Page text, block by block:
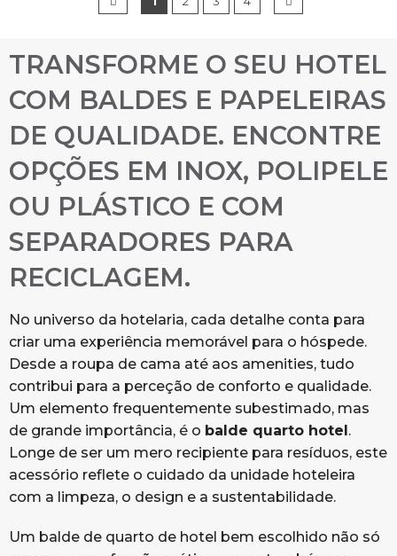
TRANSFORME O SEU HOTEL
COM BALDES E PAPELEIRAS
DE QUALIDADE. ENCONTRE
OPÇÕES EM INOX, POLIPELE
OU PLÁSTICO E COM
SEPARADORES PARA
RECICLAGEM.
No universo da hotelaria, cada detalhe conta para
criar uma experiência memorável para o hóspede.
Desde a roupa de cama até aos amenities, tudo
contribui para a perceção de conforto e qualidade.
Um elemento frequentemente subestimado, mas
de grande importância, é o balde quarto hotel .
Longe de ser um mero recipiente para resíduos, este
acessório reflete o cuidado da unidade hoteleira
com a limpeza, o design e a sustentabilidade.
Um balde de quarto de hotel bem escolhido não só